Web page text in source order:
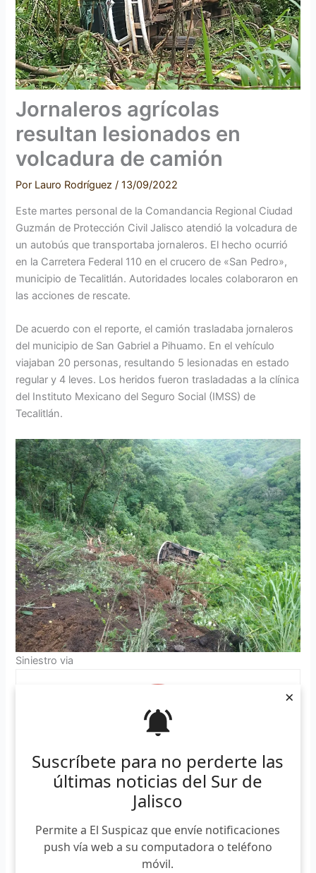
Suscríbete para no perderte las
últimas noticias del Sur de
Jalisco
Permite a El Suspicaz que envíe notificaciones
push vía web a su computadora o teléfono
móvil.
×
Jornaleros agrícolas
resultan lesionados en
volcadura de camión
Por Lauro Rodríguez /13/09/2022
Este martes personal de la Comandancia Regional Ciudad
Guzmán de Protección Civil Jalisco atendió la volcadura de
un autobús que transportaba jornaleros. El hecho ocurrió
en la Carretera Federal 110 en el crucero de «San Pedro»,
municipio de Tecalitlán. Autoridades locales colaboraron en
las acciones de rescate.
De acuerdo con el reporte, el camión trasladaba jornaleros
del municipio de San Gabriel a Pihuamo. En el vehículo
viajaban 20 personas, resultando 5 lesionadas en estado
regular y 4 leves. Los heridos fueron trasladadas a la clínica
del Instituto Mexicano del Seguro Social (IMSS) de
Tecalitlán.
Siniestro via
Lauro Rodríguez
Periodista egresado del CUSur. Aficionado por los
deportes, la política y el periodismo. En El Suspicaz funge
como co coordinador. También escribe para NTR
Guadalajara y Letra Fría. Integrante de